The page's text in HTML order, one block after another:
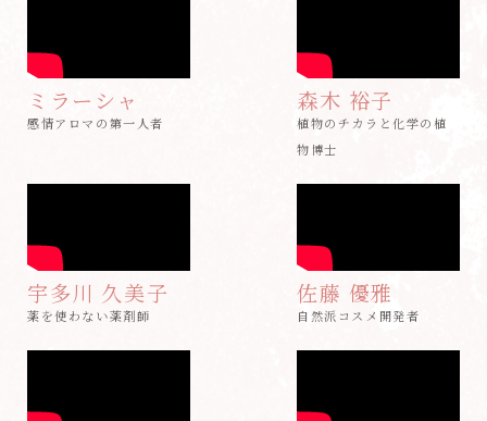
ミラーシャ
感情アロマの第一人者
森木 裕子
植物のチカラと化学の植
物博士
宇多川 久美子
薬を使わない薬剤師
佐藤 優雅
自然派コスメ開発者